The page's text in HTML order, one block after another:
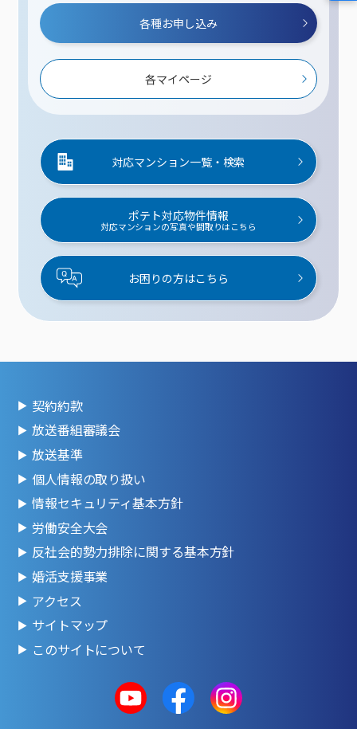
各種お申し込み
各マイページ
対応マンション一覧・検索
ポテト対応物件情報
対応マンションの写真や間取りはこちら
お困りの方はこちら
契約約款
放送番組審議会
放送基準
個人情報の取り扱い
情報セキュリティ基本方針
労働安全大会
反社会的勢力排除に関する基本方針
婚活支援事業
アクセス
サイトマップ
このサイトについて